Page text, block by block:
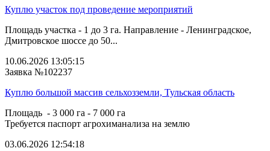
Куплю участок под проведение мероприятий
Площадь участка - 1 до 3 га. Направление - Ленинградское,
Дмитровское шоссе до 50...
10.06.2026 13:05:15
Заявка №102237
Куплю большой массив сельхозземли, Тульская область
Площадь - 3 000 га - 7 000 га
Требуется паспорт агрохиманализа на землю
03.06.2026 12:54:18